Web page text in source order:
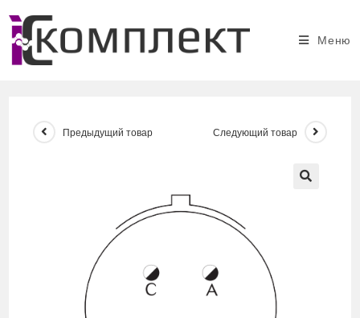
содержимому
Меню
Предыдущий товар Следующий товар